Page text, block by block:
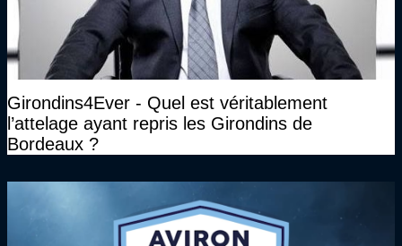
Girondins4Ever - Quel est véritablement
l’attelage ayant repris les Girondins de
Bordeaux ?